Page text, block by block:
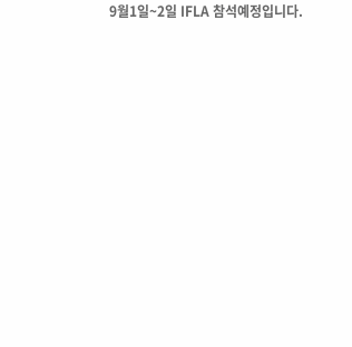
9월1일~2일 IFLA 참석예정입니다.